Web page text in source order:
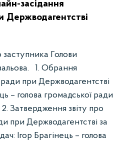
засідання
Держводагентстві
заступника Голови
1. Обрання
при Держводагентстві
– голова громадської ради
Затвердження звіту про
при Держводагентстві за
Ігор Брагінець – голова